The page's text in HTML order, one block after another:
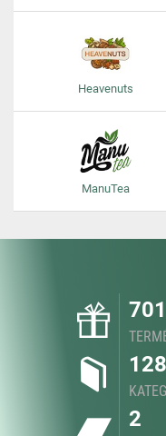
Heavenuts
ManuTea
128
2